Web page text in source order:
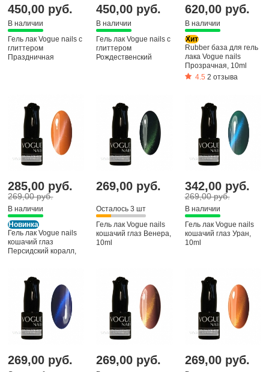
450,00 руб.
В наличии
Гель лак Vogue nails с
глиттером
Праздничная
450,00 руб.
В наличии
Гель лак Vogue nails с
глиттером
Рождественский
620,00 руб.
В наличии
Хит
Rubber база для гель
лака Vogue nails
Прозрачная, 10ml
4.5 2 отзыва
285,00 руб.
269,00 руб.
В наличии
Новинка
Гель лак Vogue nails
кошачий глаз
Персидский коралл,
269,00 руб.
Осталось 3 шт
Гель лак Vogue nails
кошачий глаз Венера,
10ml
342,00 руб.
269,00 руб.
В наличии
Гель лак Vogue nails
кошачий глаз Уран,
10ml
269,00 руб. 269,00 руб. 269,00 руб.